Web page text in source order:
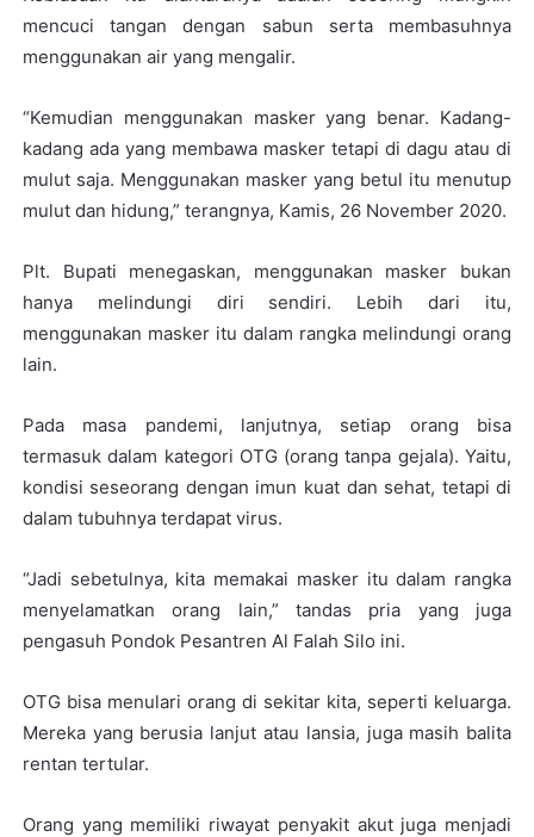
mencuci tangan dengan sabun serta membasuhnya
menggunakan air yang mengalir.
“Kemudian menggunakan masker yang benar. Kadang-
kadang ada yang membawa masker tetapi di dagu atau di
mulut saja. Menggunakan masker yang betul itu menutup
mulut dan hidung,” terangnya, Kamis, 26 November 2020.
Plt. Bupati menegaskan, menggunakan masker bukan
hanya melindungi diri sendiri. Lebih dari itu,
menggunakan masker itu dalam rangka melindungi orang
lain.
Pada masa pandemi, lanjutnya, setiap orang bisa
termasuk dalam kategori OTG (orang tanpa gejala). Yaitu,
kondisi seseorang dengan imun kuat dan sehat, tetapi di
dalam tubuhnya terdapat virus.
“Jadi sebetulnya, kita memakai masker itu dalam rangka
menyelamatkan orang lain,” tandas pria yang juga
pengasuh Pondok Pesantren Al Falah Silo ini.
OTG bisa menulari orang di sekitar kita, seperti keluarga.
Mereka yang berusia lanjut atau lansia, juga masih balita
rentan tertular.
Orang yang memiliki riwayat penyakit akut juga menjadi